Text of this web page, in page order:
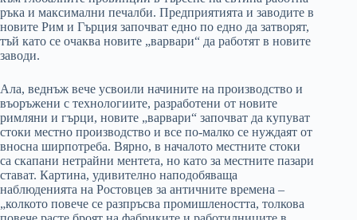
ръка и максимални печалби. Предприятията и заводите в
новите Рим и Гърция започват едно по едно да затворят,
тъй като се очаква новите „варвари“ да работят в новите
заводи.
Ала, веднъж вече усвоили начините на производство и
въоръжени с технологиите, разработени от новите
римляни и гърци, новите „варвари“ започват да купуват
стоки местно производство и все по-малко се нуждаят от
вносна ширпотреба. Вярно, в началото местните стоки
са скапани нетрайни ментета, но като за местните пазари
стават. Картина, удивително наподобяваща
наблюденията на Ростовцев за античните времена –
„колкото повече се разпръсва промишлеността, толкова